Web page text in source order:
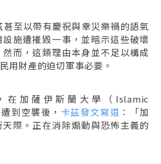
至以帶有慶祝與幸災樂禍的語氣
施遭摧毀一事，並暗示這些破壞
然而，這類理由本身並不足以構成
用財產的迫切軍事必要。
在加薩伊斯蘭大學（Islamic
到空襲後， 卡茲發文寫道 ：「加
際。正在消除煽動與恐怖主義的